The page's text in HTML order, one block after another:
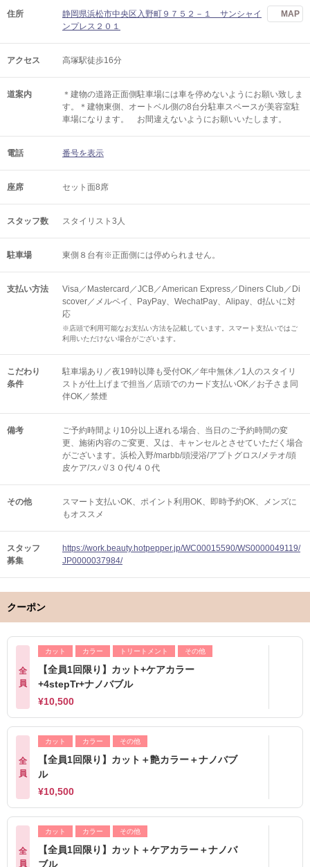
住所
静岡県浜松市中央区入野町９７５２－１ サンシャイ
ンプレス２０１
MAP
アクセス 高塚駅徒歩16分
道案内
＊建物の道路正面側駐車場には車を停めないようにお願い致しま
す。＊建物東側、オートベル側の8台分駐車スペースが美容室駐
車場になります。 お間違えないようにお願いいたします。
電話 番号を表示
座席 セット面8席
スタッフ数 スタイリスト3人
駐車場 東側８台有※正面側には停められません。
支払い方法
Visa／Mastercard／JCB／American Express／Diners Club／Di
scover／メルペイ、PayPay、WechatPay、Alipay、d払いに対
応
※店頭で利用可能なお支払い方法を記載しています。スマート支払いではご
利用いただけない場合がございます。
こだわり
条件
駐車場あり／夜19時以降も受付OK／年中無休／1人のスタイリ
ストが仕上げまで担当／店頭でのカード支払いOK／お子さま同
伴OK／禁煙
備考
ご予約時間より10分以上遅れる場合、当日のご予約時間の変
更、施術内容のご変更、又は、キャンセルとさせていただく場合
がございます。浜松入野/marbb/頭浸浴/アプトグロス/メテオ/頭
皮ケア/スパ/３０代/４０代
その他 スマート支払いOK ポイント利用OK 即時予約OK
メンズに
もオススメ
スタッフ
募集
https://work.beauty.hotpepper.jp/WC00015590/WS0000049119/
JP0000037984/
クーポン
全
員
カット カラー トリートメント その他
【全員1回限り】カット+ケアカラー
+4stepTr+ナノバブル
¥10,500
全
員
カット カラー その他
【全員1回限り】カット＋艶カラー＋ナノバブ
ル
¥10,500
全
員
カット カラー その他
【全員1回限り】カット＋ケアカラー＋ナノバ
ブル